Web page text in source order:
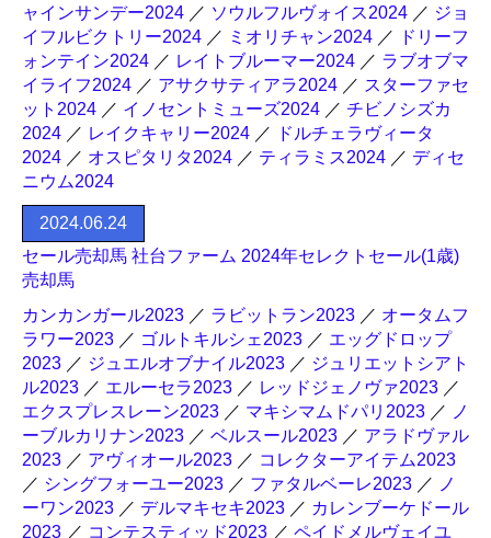
ャインサンデー2024 ／ ソウルフルヴォイス2024 ／ ジョ
イフルビクトリー2024 ／ ミオリチャン2024 ／
ドリーフ
ォンテイン2024 ／ レイトブルーマー2024 ／ ラブオブマ
イライフ2024 ／ アサクサティアラ2024 ／ スターファセ
ット2024 ／ イノセントミューズ2024 ／ チビノシズカ
2024 ／ レイクキャリー2024 ／
ドルチェラヴィータ
2024 ／ オスピタリタ2024 ／ ティラミス2024 ／ ディセ
ニウム2024
2024.06.24
セール売却馬 社台ファーム 2024年セレクトセール(1歳)
売却馬
カンカンガール2023 ／ ラビットラン2023 ／ オータムフ
ラワー2023 ／ ゴルトキルシェ2023 ／ エッグドロップ
2023 ／ ジュエルオブナイル2023 ／ ジュリエットシアト
ル2023 ／ エルーセラ2023 ／ レッドジェノヴァ2023 ／
エクスプレスレーン2023 ／ マキシマムドパリ2023 ／ ノ
ーブルカリナン2023 ／ ベルスール2023 ／ アラドヴァル
2023 ／ アヴィオール2023 ／ コレクターアイテム2023
／ シングフォーユー2023 ／ ファタルベーレ2023 ／ ノ
ーワン2023 ／ デルマキセキ2023 ／ カレンブーケドール
2023 ／ コンテスティッド2023 ／ ペイドメルヴェイユ